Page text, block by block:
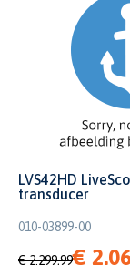
LVS42HD
transducer
010-03899-00
€ 2.299,99€